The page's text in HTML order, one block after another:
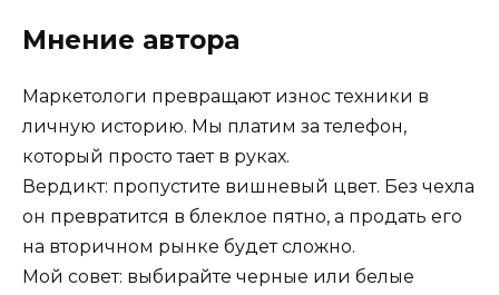
Мнение автора
Маркетологи превращают износ техники в
личную историю. Мы платим за телефон,
который просто тает в руках.
Вердикт: пропустите вишневый цвет. Без чехла
он превратится в блеклое пятно, а продать его
на вторичном рынке будет сложно.
Мой совет: выбирайте черные или белые